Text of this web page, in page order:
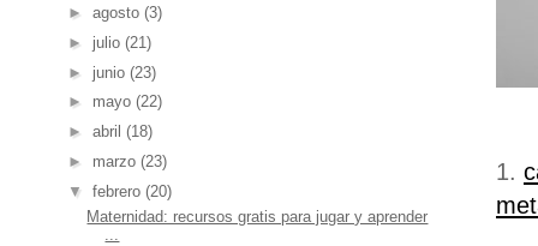
1.
► agosto (3)
► julio (21)
► junio (23)
► mayo (22)
► abril (18)
► marzo (23)
▼ febrero (20)
Maternidad: recursos gratis para jugar y aprender
...